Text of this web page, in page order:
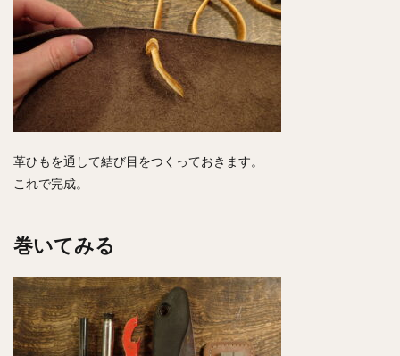
革ひもを通して結び目をつくっておきます。
これで完成。
巻いてみる